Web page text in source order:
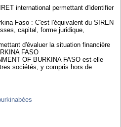
international permettant d'identifier
Faso : C'est l'équivalent du SIREN
capital, forme juridique,
d'évaluer la situation financière
FASO
OF BURKINA FASO est-elle
sociétés, y compris hors de